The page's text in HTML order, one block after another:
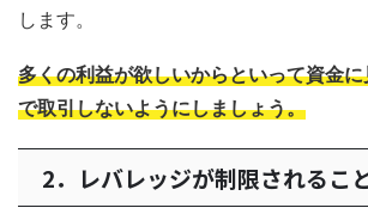
します。
多くの利益が欲しいからといって資金
で取引しないようにしましょう。
2．レバレッジが制限されるこ